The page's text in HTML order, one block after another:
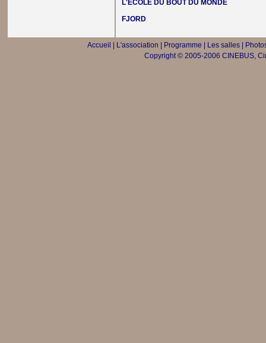
L'ÉCOLE DU BOUT DU MONDE
FJORD
Accueil L'association Programme Les salles|
Copyright © 2005-2006 CINEBUS,